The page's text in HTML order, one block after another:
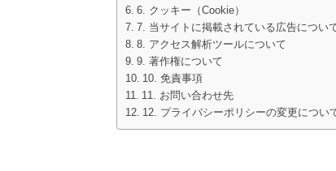
6. クッキー（Cookie）
7. 当サイトに掲載されている広告につい
8. アクセス解析ツールについて
9. 著作権について
10. 免責事項
11. お問い合わせ先
12. プライバシーポリシーの変更につい